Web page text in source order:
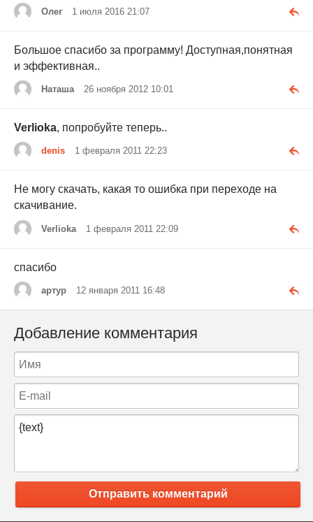
Олег 1 июля 2016 21:07
Большое спасибо за программу! Доступная,понятная
и эффективная..
Наташа 26 ноября 2012 10:01
Verlioka, попробуйте теперь..
denis 1 февраля 2011 22:23
Не могу скачать, какая то ошибка при переходе на
скачивание.
Verlioka 1 февраля 2011 22:09
спасибо
артур 12 января 2011 16:48
Добавление комментария
Отправить комментарий